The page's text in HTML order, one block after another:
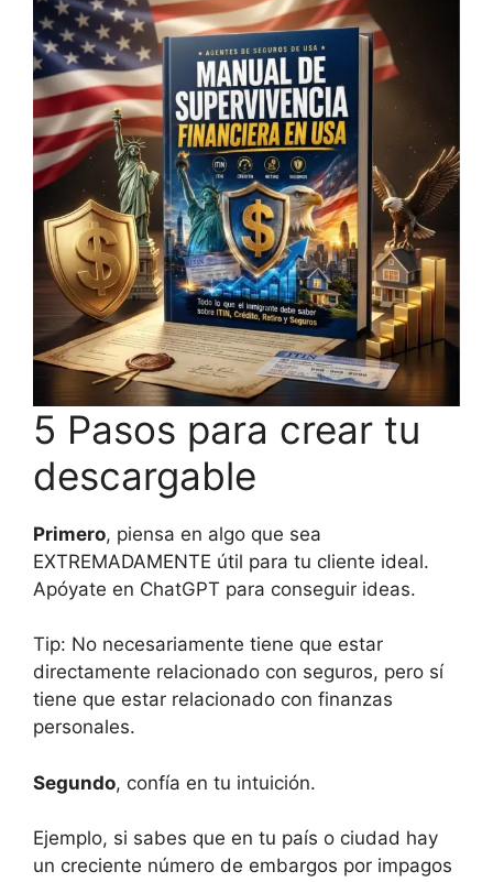
5 Pasos para crear tu
descargable
Primero, piensa en algo que sea
EXTREMADAMENTE útil para tu cliente ideal.
Apóyate en ChatGPT para conseguir ideas.
Tip: No necesariamente tiene que estar
directamente relacionado con seguros, pero sí
tiene que estar relacionado con finanzas
personales.
Segundo, confía en tu intuición.
Ejemplo, si sabes que en tu país o ciudad hay
un creciente número de embargos por impagos